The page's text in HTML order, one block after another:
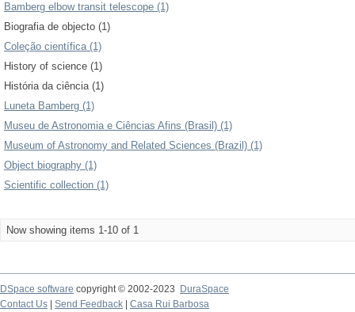
Bamberg elbow transit telescope (1)
Biografia de objecto (1)
Coleção científica (1)
History of science (1)
História da ciência (1)
Luneta Bamberg (1)
Museu de Astronomia e Ciências Afins (Brasil) (1)
Museum of Astronomy and Related Sciences (Brazil) (1)
Object biography (1)
Scientific collection (1)
Now showing items 1-10 of 1
DSpace software copyright © 2002-2023
DuraSpace
Contact Us
Send Feedback Casa Rui Barbosa